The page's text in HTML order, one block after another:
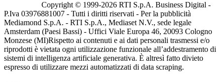
Copyright © 1999-2026 RTI S.p.A. Business Digital -
P.Iva 03976881007 - Tutti i diritti riservati - Per la pubblicità
Mediamond S.p.A. - RTI S.p.A., Mediaset N.V., sede legale
Amsterdam (Paesi Bassi) - Uffici Viale Europa 46, 20093 Cologno
Monzese (MI)Rispetto ai contenuti e ai dati personali trasmessi e/o
riprodotti è vietata ogni utilizzazione funzionale all’addestramento di
sistemi di intelligenza artificiale generativa. È altresì fatto divieto
espresso di utilizzare mezzi automatizzati di data scraping.